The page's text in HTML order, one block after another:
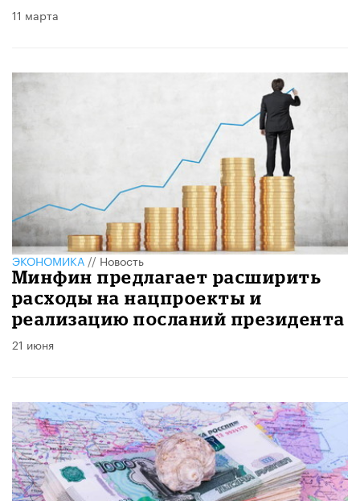
11 марта
ЭКОНОМИКА//Новость
Минфин предлагает расширить
расходы на нацпроекты и
реализацию посланий президента
21 июня